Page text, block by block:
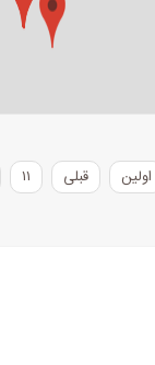
اولین قبلی ۱۱